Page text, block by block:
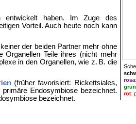
rosa
grün
rot:
entwickelt haben. Im Zuge des
Vorteil. Auch heute noch kann
der beiden Partner mehr ohne
Organellen Teile ihres (nicht mehr
in den Organellen, wie z. B. die
(früher favorisiert:
Rickettsiales,
Endosymbiose bezeichnet.
bezeichnet.